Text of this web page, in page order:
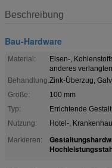
Beschreibung
Bau-Hardware
Material:
Eisen-,
anderes
Behandlung:Zink-Überzug,
Größe:
100 mm
Typ:
Errichtende
Nutzung:
Hotel-,
Markieren: